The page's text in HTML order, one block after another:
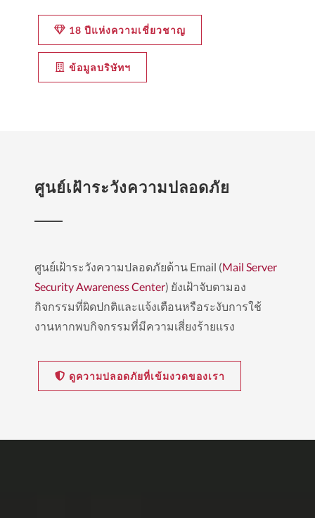
18 ปีแห่งความเชี่ยวชาญ
ข้อมูลบริษัทฯ
ศูนย์เฝ้าระวังความปลอดภัย
ศูนย์เฝ้าระวังความปลอดภัยด้าน Email (Mail Server
Security Awareness Center) ยังเฝ้าจับตามอง
กิจกรรมที่ผิดปกติและแจ้งเตือนหรือระงับการใช้
งานหากพบกิจกรรมที่มีความเสี่ยงร้ายแรง
ดูความปลอดภัยที่เข้มงวดของเรา